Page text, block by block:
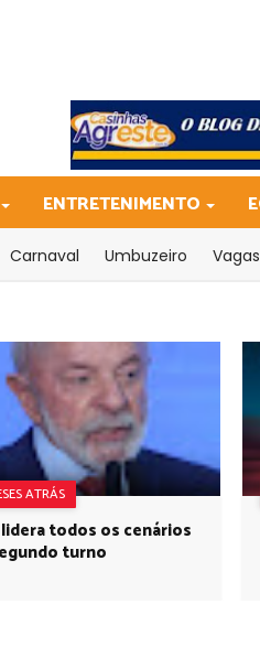
ENTRETENIMENTO
Carnaval Umbuzeiro Vagas
ATRÁS
todos os cenários
turno